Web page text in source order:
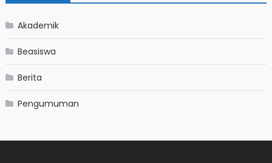
Akademik
Beasiswa
Berita
Pengumuman